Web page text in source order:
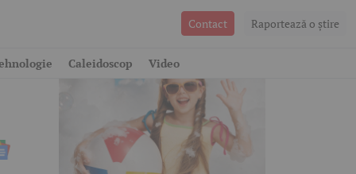
Contact Raportează o ştire
Caleidoscop Video